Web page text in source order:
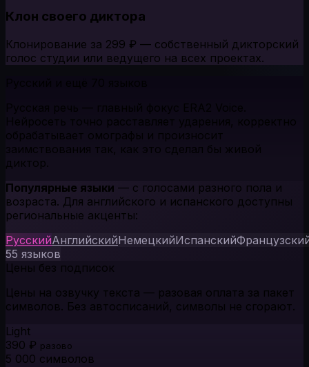
Клон своего диктора
Клонирование за 299 ₽ — собственный дикторский
голос студии или ведущего на всех проектах.
Нейросеть точно расставляет ударения, корректно
обрабатывает омографы и произносит
заимствования так, как это сделал бы живой
диктор.
Популярные языки — с голосами разного пола и
возраста. Для английского и испанского доступны
региональные акценты:
РусскийАнглийскийНемецкийИспанский
55 языков
Цены без подписок
Цены на озвучку текста — разовая оплата за пакет
символов. Без автосписаний, символы не сгорают.
Light
390 ₽ разово
5 000 символов